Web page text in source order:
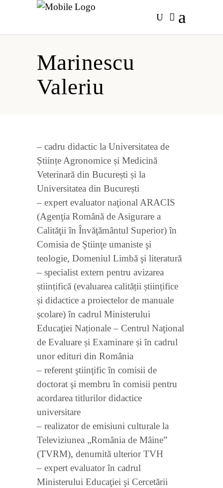
Marinescu
Valeriu
– cadru didactic la Universitatea de
Științe Agronomice și Medicină
Veterinară din București și la
Universitatea din București
– expert evaluator naţional ARACIS
(Agenţia Română de Asigurare a
Calităţii în Învăţământul Superior) în
Comisia de Ştiinţe umaniste şi
teologie, Domeniul Limbă şi literatură
– specialist extern pentru avizarea
științifică (evaluarea calității științifice
și didactice a proiectelor de manuale
școlare) în cadrul Ministerului
Educaţiei Naționale – Centrul Naţional
de Evaluare și Examinare și în cadrul
unor edituri din România
– referent ştiinţific în comisii de
doctorat şi membru în comisii pentru
acordarea titlurilor didactice
universitare
– realizator de emisiuni culturale la
Televiziunea „România de Mâine”
(TVRM), denumită ulterior TVH
– expert evaluator în cadrul
Ministerului Educaţiei şi Cercetării